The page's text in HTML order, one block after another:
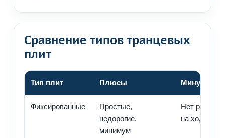
Сравнение типов транцевых
плит
Тип плит Плюсы Минусы
Фиксированные
Простые,
недорогие,
минимум
Нет
на ходу